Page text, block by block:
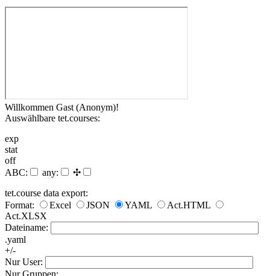
Willkommen Gast (Anonym)!
Auswählbare tet.courses:
exp
stat
off
ABC:
any:
✣
tet.course data export:
Format:
Excel JSON YAML
Act.HTML
Act.XLSX
Dateiname:
.yaml
+/-
Nur User:
Nur Gruppen: